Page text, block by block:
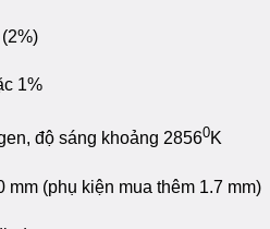
1%
độ sáng khoảng 28560K
(phụ kiện mua thêm 1.7 mm)